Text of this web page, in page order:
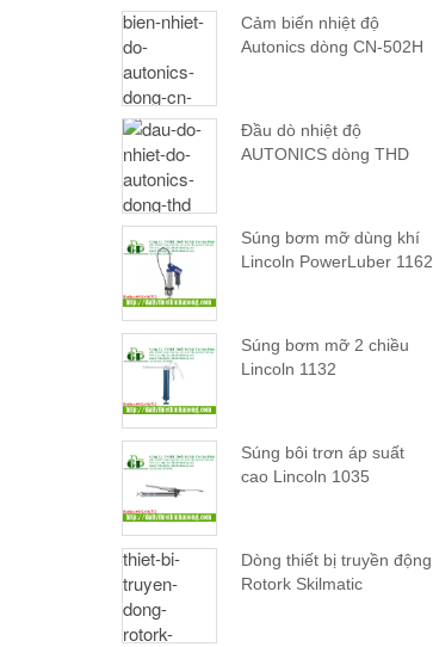
Cảm biến nhiệt độ
Autonics dòng CN-502H
Đầu dò nhiệt độ
AUTONICS dòng THD
Súng bơm mỡ dùng khí
Lincoln PowerLuber 1162
Súng bơm mỡ 2 chiều
Lincoln 1132
Súng bôi trơn áp suất
cao Lincoln 1035
Dòng thiết bị truyền động
Rotork Skilmatic